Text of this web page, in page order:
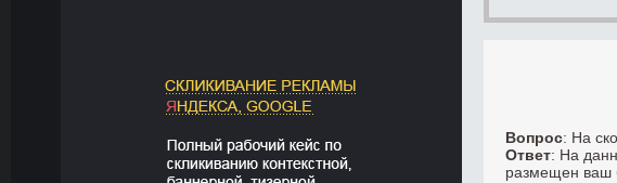
Вопрос: На
Ответ: На
размещен ваш